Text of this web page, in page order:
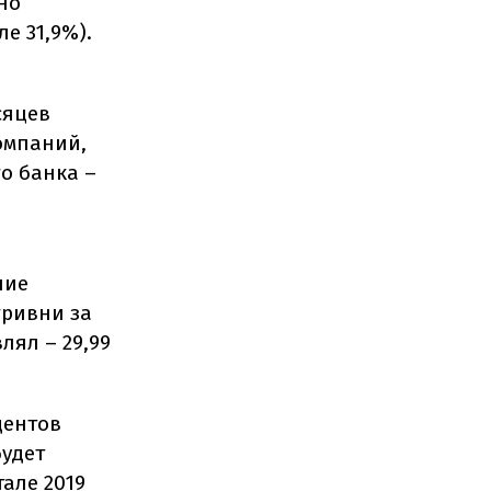
31,9%).
банка –
за
– 29,99
2019